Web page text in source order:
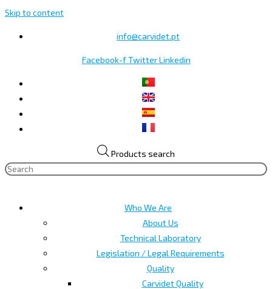
Skip to content
info@carvidet.pt
Facebook-f Twitter Linkedin
Products search
Who We Are
About Us
Technical Laboratory
Legislation / Legal Requirements
Quality
Carvidet Quality